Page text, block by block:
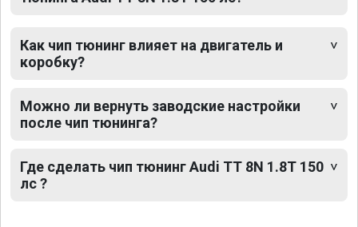
Как чип тюнинг влияет на двигатель и
коробку?
Можно ли вернуть заводские настройки
после чип тюнинга?
Где сделать чип тюнинг Audi TT 8N 1.8T 150
лс ?